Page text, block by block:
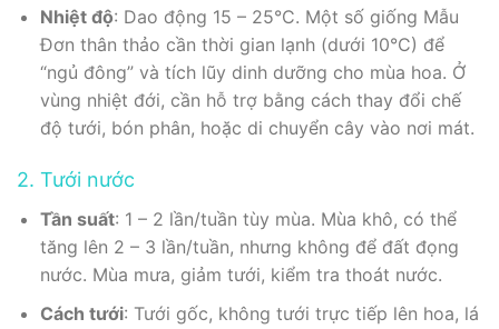
Nhiệt độ: Dao động 15 – 25°C. Một số giống Mẫu
Đơn thân thảo cần thời gian lạnh (dưới 10°C) để
“ngủ đông” và tích lũy dinh dưỡng cho mùa hoa. Ở
vùng nhiệt đới, cần hỗ trợ bằng cách thay đổi chế
độ tưới, bón phân, hoặc di chuyển cây vào nơi mát.
2. Tưới nước
Tần suất: 1 – 2 lần/tuần tùy mùa. Mùa khô, có thể
tăng lên 2 – 3 lần/tuần, nhưng không để đất đọng
nước. Mùa mưa, giảm tưới, kiểm tra thoát nước.
Cách tưới: Tưới gốc, không tưới trực tiếp lên hoa, lá